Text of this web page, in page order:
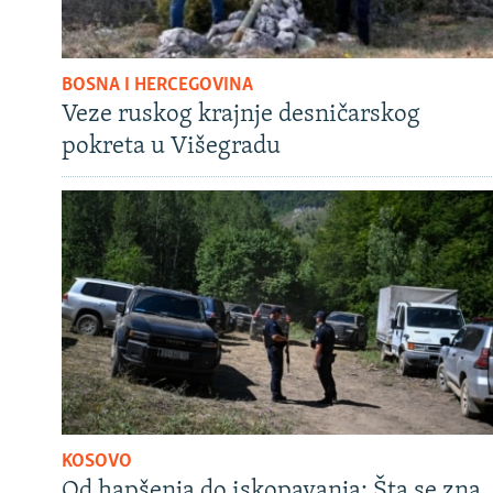
BOSNA I HERCEGOVINA
Veze ruskog krajnje desničarskog
pokreta u Višegradu
KOSOVO